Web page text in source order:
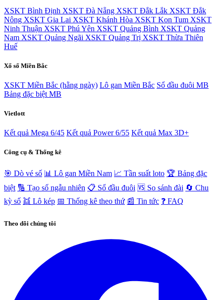
XSKT Bình Định XSKT Đà Nẵng XSKT Đắk Lắk XSKT Đắk
Nông XSKT Gia Lai XSKT Khánh Hòa XSKT Kon Tum XSKT
Ninh Thuận XSKT Phú Yên XSKT Quảng Bình XSKT Quảng
Nam XSKT Quảng Ngãi XSKT Quảng Trị XSKT Thừa Thiên
Huế
Xổ số Miền Bắc
XSKT Miền Bắc (hằng ngày) Lô gan Miền Bắc Sổ đầu đuôi MB
Bảng đặc biệt MB
Vietlott
Kết quả Mega 6/45 Kết quả Power 6/55 Kết quả Max 3D+
Công cụ & Thống kê
🎯 Dò vé số 📊 Lô gan Miền Nam 📈 Tần suất loto 🏆 Bảng đặc
biệt 🔢 Tạo số ngẫu nhiên 📋 Sổ đầu đuôi 🆚 So sánh đài 🔄 Chu
kỳ số 👯 Lô kép 📅 Thống kê theo thứ 📰 Tin tức ❓ FAQ
Theo dõi chúng tôi